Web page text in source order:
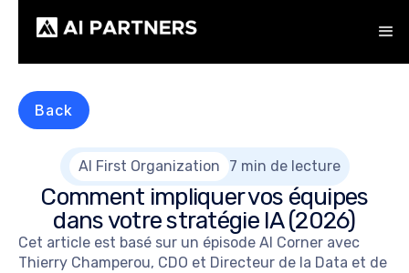
Back
AI First Organization 7 min de lecture
Comment impliquer vos équipes
dans votre stratégie IA (2026)
Cet article est basé sur un épisode AI Corner avec
Thierry Champerou, CDO et Directeur de la Data et de